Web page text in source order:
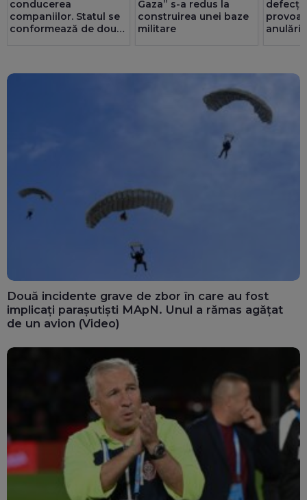
conducerea
companiilor. Statul se
conformează de două
Gaza” s-a redus la
construirea unei baze
militare
anulări
Două incidente grave de zbor în care au fost
implicați parașutiști MApN. Unul a rămas agățat
de un avion (Video)